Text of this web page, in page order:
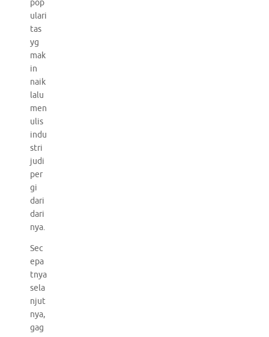
pop
ulari
tas
yg
mak
in
naik
lalu
men
ulis
indu
stri
judi
per
gi
dari
dari
nya.
Sec
epa
tnya
sela
njut
nya,
gag